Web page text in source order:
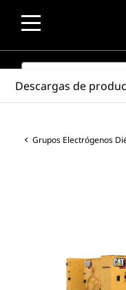
SEARCH
Grupos Electrógenos
Descargas de